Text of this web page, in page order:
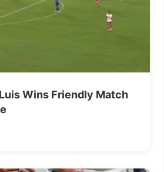
Wins Friendly Match